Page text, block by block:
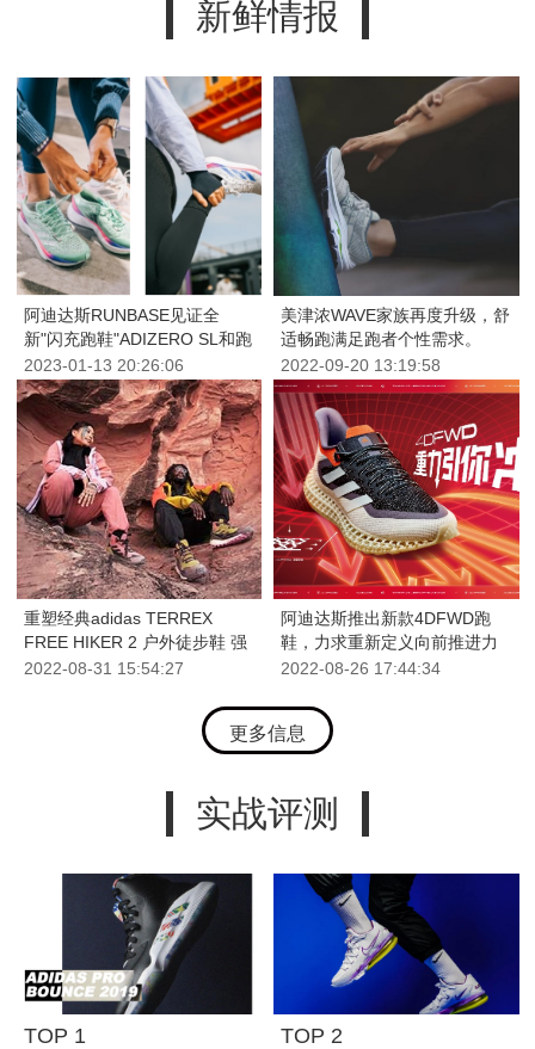
者们一起"下一步，会
更快"
新鲜情报
阿迪达斯RUNBASE见证全
新"闪充跑鞋"ADIZERO SL和跑
者们一起"下一步，会更快"
2023-01-13 20:26:06
美津浓WAVE家族再度升级，舒
适畅跑满足跑者个性需求。
2022-09-20 13:19:58
重塑经典adidas TERREX
FREE HIKER 2 户外徒步鞋 强
势回归
2022-08-31 15:54:27
阿迪达斯推出新款4DFWD跑
鞋，力求重新定义向前推进力
2022-08-26 17:44:34
更多信息
实战评测
TOP 1 TOP 2